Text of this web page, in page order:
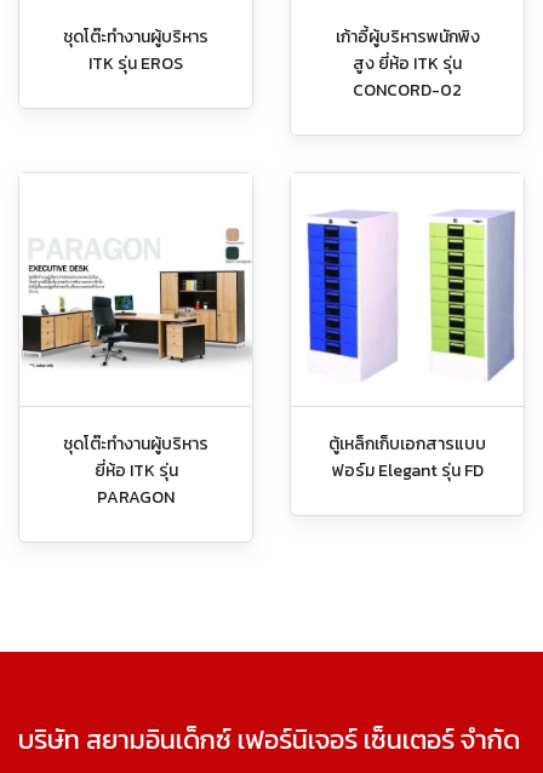
ชุดโต๊ะทำงานผู้บริหาร
ITK รุ่น EROS
เก้าอี้ผู้บริหารพนักพิง
สูง ยี่ห้อ ITK รุ่น
CONCORD-02
ชุดโต๊ะทำงานผู้บริหาร
ยี่ห้อ ITK รุ่น
PARAGON
ตู้เหล็กเก็บเอกสารแบบ
ฟอร์ม Elegant รุ่น FD
บริษัท สยามอินเด็กซ์ เฟอร์นิเจอร์ เซ็นเตอร์ จำกัด